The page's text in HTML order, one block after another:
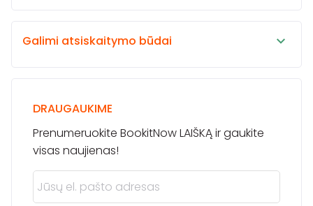
Galimi atsiskaitymo būdai
DRAUGAUKIME
Prenumeruokite BookitNow LAIŠKĄ ir gaukite
visas naujienas!